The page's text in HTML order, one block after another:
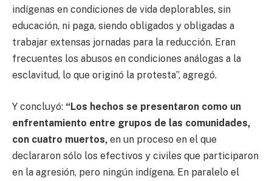
indígenas en condiciones de vida deplorables, sin
educación, ni paga, siendo obligados y obligadas a
trabajar extensas jornadas para la reducción. Eran
frecuentes los abusos en condiciones análogas a la
esclavitud, lo que originó la protesta”, agregó.
Y concluyó: “Los hechos se presentaron como un
enfrentamiento entre grupos de las comunidades,
con cuatro muertos, en un proceso en el que
declararon sólo los efectivos y civiles que participaron
en la agresión, pero ningún indígena. En paralelo el